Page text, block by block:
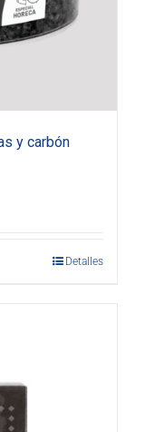
y carbón
Detalles